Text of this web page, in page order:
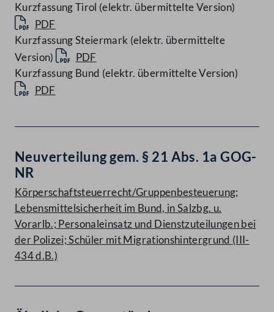
Kurzfassung Tirol (elektr. übermittelte Version)
PDF
Kurzfassung Steiermark (elektr. übermittelte
Version)
PDF
Kurzfassung Bund (elektr. übermittelte Version)
PDF
Neuverteilung gem. § 21 Abs. 1a GOG-
NR
Körperschaftsteuerrecht/Gruppenbesteuerung;
Lebensmittelsicherheit im Bund, in Salzbg. u.
Vorarlb.; Personaleinsatz und Dienstzuteilungen bei
der Polizei; Schüler mit Migrationshintergrund (III-
434 d.B.)